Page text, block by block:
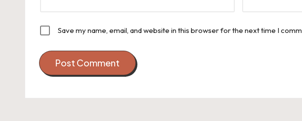
Save my name, email, and website in this browser for the next time I